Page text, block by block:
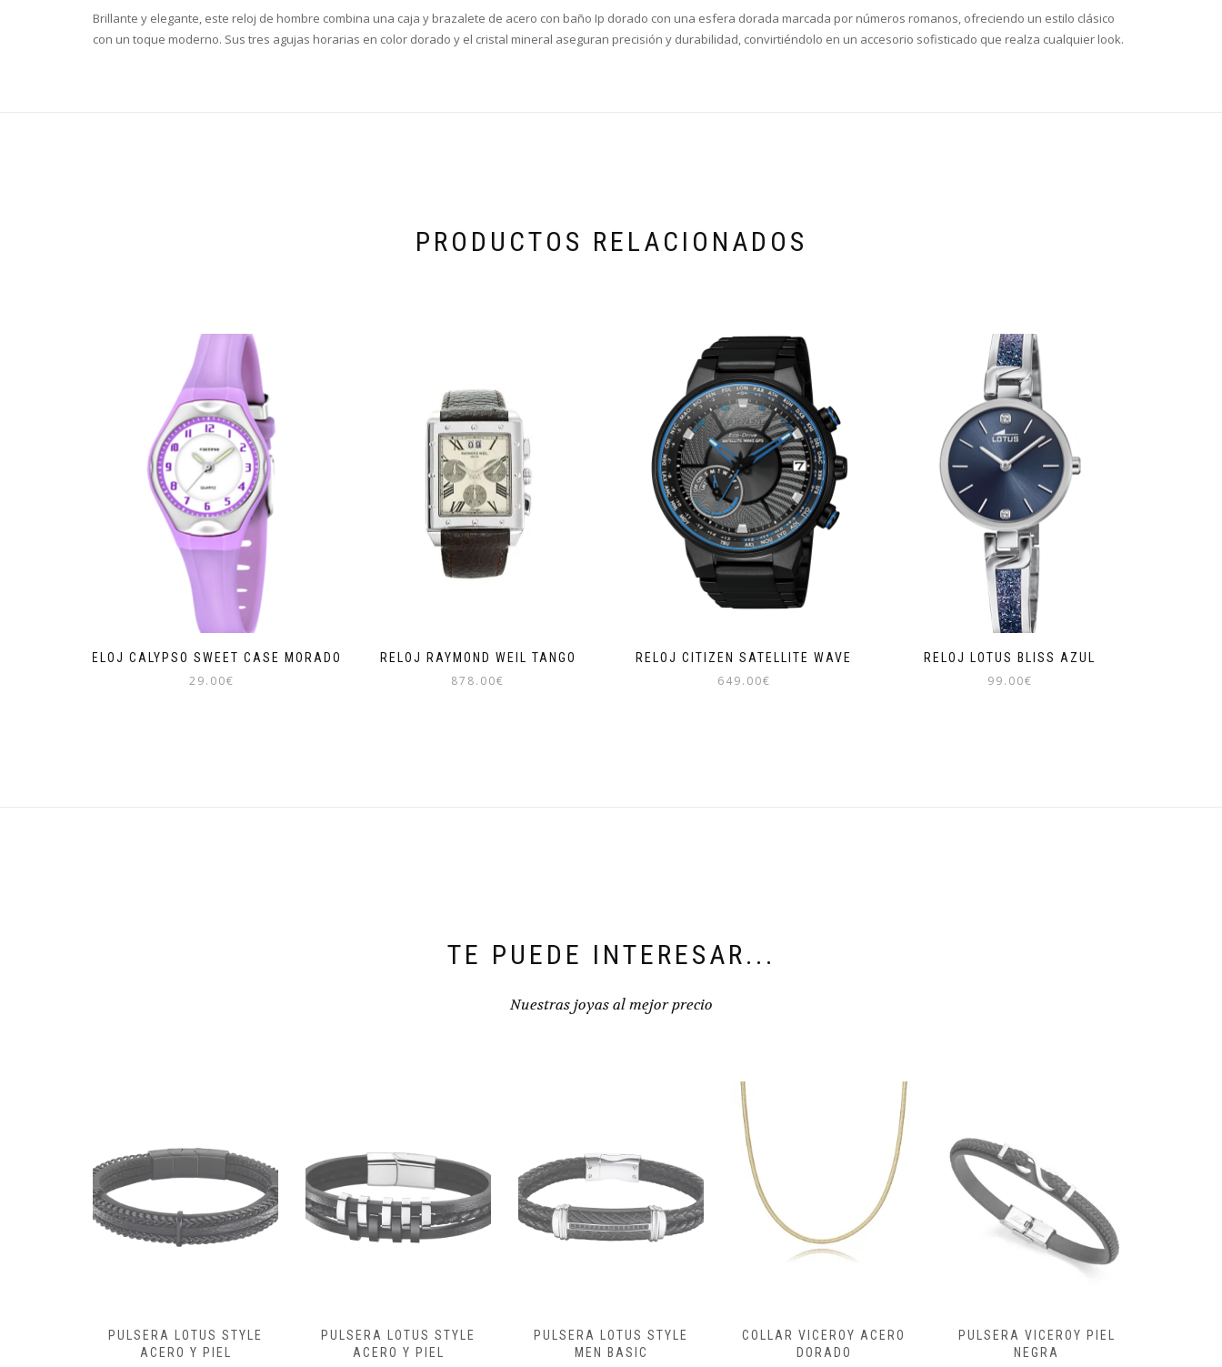
Brillante y elegante, este reloj de hombre combina una caja y brazalete de acero con baño Ip dorado con una esfera dorada marcada por números romanos, ofreciendo un estilo clásico
con un toque moderno. Sus tres agujas horarias en color dorado y el cristal mineral aseguran precisión y durabilidad, convirtiéndolo en un accesorio sofisticado que realza cualquier look.
PRODUCTOS RELACIONADOS
RELOJ CALYPSO SWEET CASE MORADO
29.00€
RELOJ RAYMOND WEIL TANGO
878.00€
RELOJ CITIZEN SATELLITE WAVE
649.00€
RELOJ LOTUS BLISS AZUL
99.00€
TE PUEDE INTERESAR...
Nuestras joyas al mejor precio
PULSERA LOTUS STYLE
ACERO Y PIEL
PULSERA LOTUS STYLE
MEN BASIC
COLLAR VICEROY ACERO
DORADO
PULSERA VICEROY PIEL
NEGRA
PULSERA LOTUS PLATA
INFINITO